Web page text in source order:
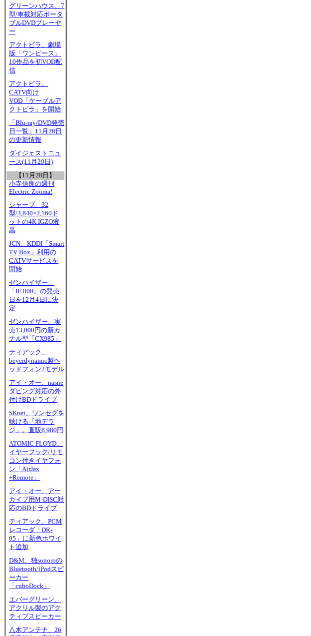
グリーンハウス、7
型/車載対応ポータ
ブルDVDプレーヤ
ー
アクトビラ、劇場
版「ワンピース」
10作品を初VOD配
信
アクトビラ、
CATV向け
VOD「ケーブルア
クトビラ」を開始
「Blu-ray/DVD発売
日一覧」11月28日
の更新情報
ダイジェストニュ
ース(11月29日)
【11月28日】
小寺信良の週刊
Electric Zooma!
シャープ、32
型/3,840×2,160ド
ットの4K IGZO液
晶
JCN、KDDI「Smart
TV Box」利用の
CATVサービスを
開始
ゼンハイザー、
「IE 800」の発売
日を12月4日に決
定
ゼンハイザー、実
売13,000円の新カ
ナル型「CX985」
ティアック、
beyerdynamic製ヘ
ッドフォン2モデル
アイ・オー、nasne
ダビング対応の外
付けBDドライブ
SKnet、ワンセグを
聴ける「地デラ
ジ」。直販8,980円
ATOMIC FLOYD、
イヤーフック/リモ
コン付きイヤフォ
ン「AirJax
+Remote」
アイ・オー、アー
カイブ用M-DISC対
応のBDドライブ
ティアック、PCM
レコーダ「DR-
05」に新色ホワイ
ト追加
D&M、独sonoroの
Bluetooth/iPodスピ
ーカー
「cuboDock」
エバーグリーン、
アクリル製のアク
ティブスピーカー
八木アンテナ、26